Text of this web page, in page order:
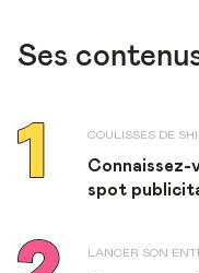
Ses
COULISSES DE
Connaissez-
spot
LANCER SON